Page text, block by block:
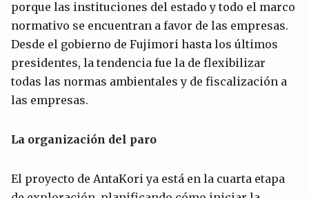
porque las instituciones del estado y todo el marco
normativo se encuentran a favor de las empresas.
Desde el gobierno de Fujimori hasta los últimos
presidentes, la tendencia fue la de flexibilizar
todas las normas ambientales y de fiscalización a
las empresas.
La organización del paro
El proyecto de AntaKori ya está en la cuarta etapa